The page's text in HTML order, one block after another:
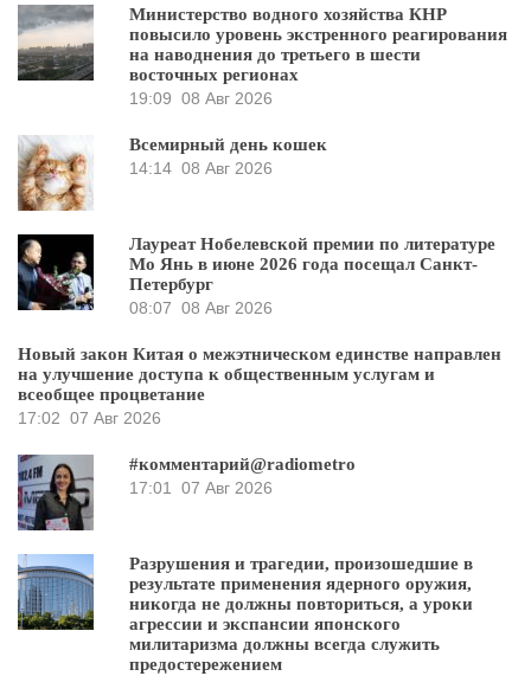
Министерство водного хозяйства КНР
повысило уровень экстренного реагирования
на наводнения до третьего в шести
восточных регионах
19:09 08 Авг 2026
Всемирный день кошек
14:14 08 Авг 2026
Лауреат Нобелевской премии по литературе
Мо Янь в июне 2026 года посещал Санкт-
Петербург
08:07 08 Авг 2026
Новый закон Китая о межэтническом единстве направлен
на улучшение доступа к общественным услугам и
всеобщее процветание
17:02 07 Авг 2026
#комментарий@radiometro
17:01
07 Авг 2026
Разрушения и трагедии, произошедшие в
результате применения ядерного оружия,
никогда не должны повториться, а уроки
агрессии и экспансии японского
милитаризма должны всегда служить
предостережением